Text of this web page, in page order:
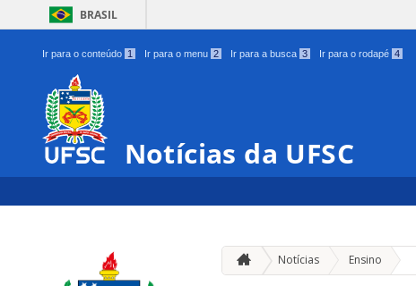
BRASIL
Ir para o conteúdo 1 Ir para o menu 2 Ir para a busca 3 Ir para o rodapé 4
Notícias da UFSC
Notícias Ensino »